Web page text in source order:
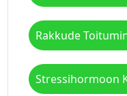
Rakkude
Stressihormoon